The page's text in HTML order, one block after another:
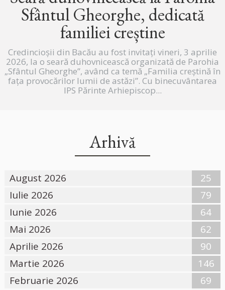
Sfântul Gheorghe, dedicată
familiei creștine
Credincioșii din Bacău au fost invitați vineri, 3 aprilie
2026, la o seară duhovnicească organizată de Parohia
„Sfântul Gheorghe”, având ca temă „Familia creștină în
fața provocărilor lumii de astăzi”. Cu binecuvântarea
IPS Părinte Arhiepiscop...
Arhivă
August 2026
25
Iulie 2026
79
Iunie 2026
64
Mai 2026
62
Aprilie 2026
90
Martie 2026
146
Februarie 2026
69